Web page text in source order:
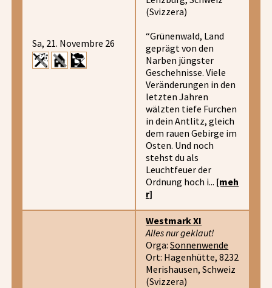
Sa, 21. Novembre 26
(Svizzera)
“Grünenwald, Land
geprägt von den
Narben jüngster
Geschehnisse. Viele
Veränderungen in den
letzten Jahren
wälzten tiefe Furchen
in dein Antlitz, gleich
dem rauen Gebirge im
Osten. Und noch
stehst du als
Leuchtfeuer der
Ordnung hoch i... [meh
r]
Westmark XI
Alles nur geklaut!
Orga:Sonnenwende
Ort: Hagenhütte, 8232
Merishausen, Schweiz
(Svizzera)